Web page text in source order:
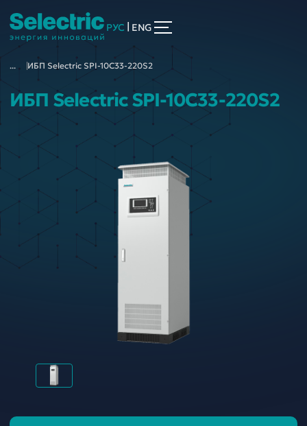
РУС ENG
... ИБП Selectric SPI-10C33-220S2
ИБП Selectric SPI-10C33-220S2